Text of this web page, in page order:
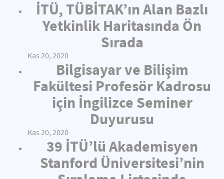
İTÜ, TÜBİTAK’ın Alan Bazlı
Yetkinlik Haritasında Ön
Sırada
Kas 20, 2020
Bilgisayar ve Bilişim
Fakültesi Profesör Kadrosu
için İngilizce Seminer
Duyurusu
Kas 20, 2020
39 İTÜ’lü Akademisyen
Stanford Üniversitesi’nin